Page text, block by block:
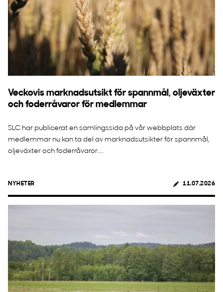
Veckovis marknadsutsikt för spannmål, oljeväxter
och foderråvaror för medlemmar
SLC har publicerat en samlingssida på vår webbplats där
medlemmar nu kan ta del av marknadsutsikter för spannmål,
oljeväxter och foderråvaror....
NYHETER 11.07.2026